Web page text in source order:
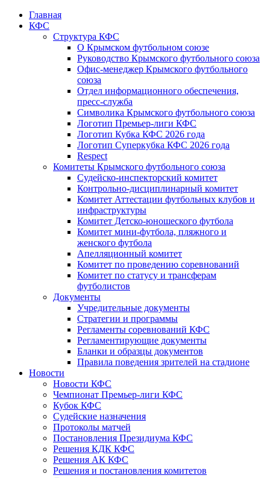
Главная
КФС
Структура КФС
О Крымском футбольном союзе
Руководство Крымского футбольного союза
Офис-менеджер Крымского футбольного
союза
Отдел информационного обеспечения,
пресс-служба
Символика Крымского футбольного союза
Логотип Премьер-лиги КФС
Логотип Кубка КФС 2026 года
Логотип Суперкубка КФС 2026 года
Respect
Комитеты Крымского футбольного союза
Судейско-инспекторский комитет
Контрольно-дисциплинарный комитет
Комитет Аттестации футбольных клубов и
инфраструктуры
Комитет Детско-юношеского футбола
Комитет мини-футбола, пляжного и
женского футбола
Апелляционный комитет
Комитет по проведению соревнований
Комитет по статусу и трансферам
футболистов
Документы
Учредительные документы
Стратегии и программы
Регламенты соревнований КФС
Регламентирующие документы
Бланки и образцы документов
Правила поведения зрителей на стадионе
Новости
Новости КФС
Чемпионат Премьер-лиги КФС
Кубок КФС
Судейские назначения
Протоколы матчей
Постановления Президиума КФС
Решения КДК КФС
Решения АК КФС
Решения и постановления комитетов